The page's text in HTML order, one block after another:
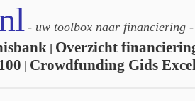
- uw toolbox naar financiering -
Overzicht
Crowdfunding Gids